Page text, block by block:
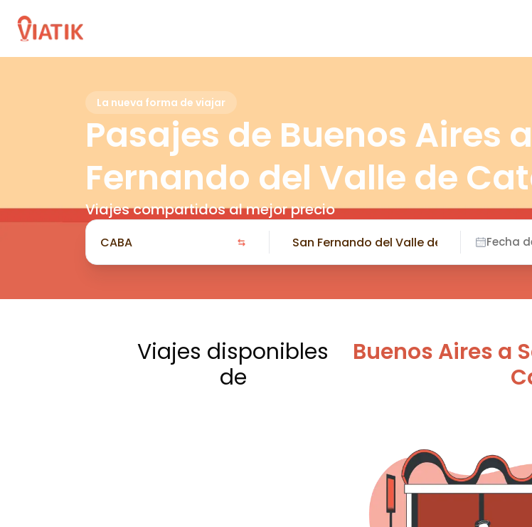
La nueva forma de viajar
Pasajes de Buenos Aires
Fernando del Valle de
Viajes compartidos al mejor precio
Fecha
Viajes disponibles
de
Buenos Aires a